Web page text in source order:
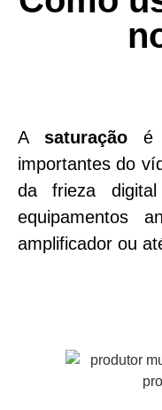
A saturação
é
importantes do
da frieza
equipamentos
amplificador ou